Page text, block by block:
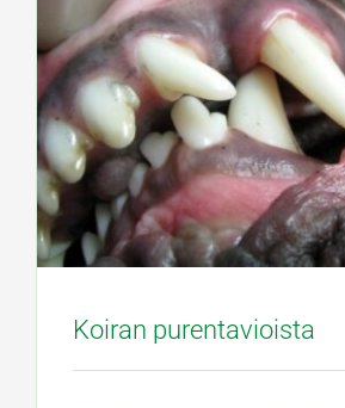
Koiran purentavioista